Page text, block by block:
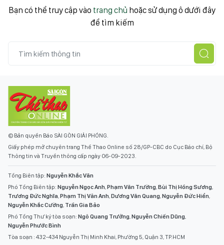
Bạn có thể truy cập vào trang chủ hoặc sử dụng ô dưới đây
để tìm kiếm
© Bản quyền Báo SÀI GÒN GIẢI PHÓNG.
Giấy phép mở chuyên trang Thể Thao Online số 28/GP-CBC do Cục Báo chí, Bộ
Thông tin và Truyền thông cấp ngày 06-09-2023.
Tổng Biên tập: Nguyễn Khắc Văn
Phó Tổng Biên tập: Nguyễn Ngọc Anh,Phạm Văn Trường,Bùi Thị Hồng Sương,
Trương Đức Nghĩa,Phạm Thị Vân Anh,Dương Văn Quang,Nguyễn Đức Hiển,
Nguyễn Khắc Cường, Trần Gia Bảo
Phó Tổng Thư ký tòa soạn: Ngô Quang Trưởng,Nguyễn Chiến Dũng,
Nguyễn Phước Bình
Tòa soạn : 432-434 Nguyễn Thị Minh Khai, Phường 5, Quận 3, TP.HCM